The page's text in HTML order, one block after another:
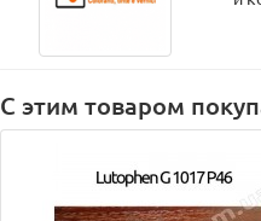
С этим товаром